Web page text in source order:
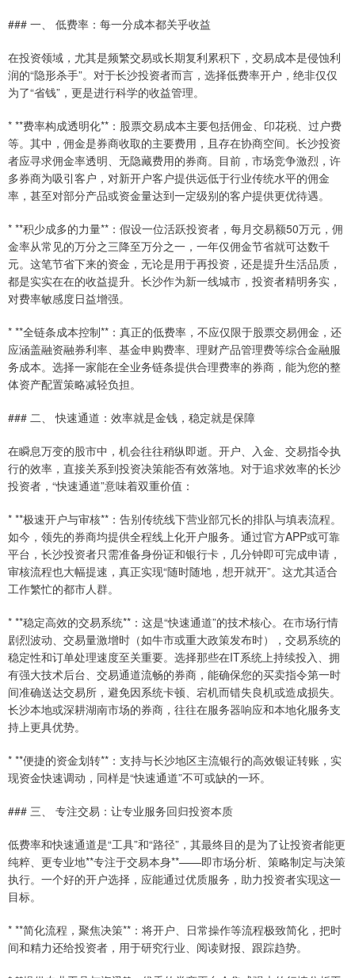
### 一、 低费率：每一分成本都关乎收益
在投资领域，尤其是频繁交易或长期复利累积下，交易成本是侵蚀利
润的“隐形杀手”。对于长沙投资者而言，选择低费率开户，绝非仅仅
为了“省钱”，更是进行科学的收益管理。
* **费率构成透明化**：股票交易成本主要包括佣金、印花税、过户费
等。其中，佣金是券商收取的主要费用，且存在协商空间。长沙投资
者应寻求佣金率透明、无隐藏费用的券商。目前，市场竞争激烈，许
多券商为吸引客户，对新开户客户提供远低于行业传统水平的佣金
率，甚至对部分产品或资金量达到一定级别的客户提供更优待遇。
* **积少成多的力量**：假设一位活跃投资者，每月交易额50万元，佣
金率从常见的万分之三降至万分之一，一年仅佣金节省就可达数千
元。这笔节省下来的资金，无论是用于再投资，还是提升生活品质，
都是实实在在的收益提升。长沙作为新一线城市，投资者精明务实，
对费率敏感度日益增强。
* **全链条成本控制**：真正的低费率，不应仅限于股票交易佣金，还
应涵盖融资融券利率、基金申购费率、理财产品管理费等综合金融服
务成本。选择一家能在全业务链条提供合理费率的券商，能为您的整
体资产配置策略减轻负担。
### 二、 快速通道：效率就是金钱，稳定就是保障
在瞬息万变的股市中，机会往往稍纵即逝。开户、入金、交易指令执
行的效率，直接关系到投资决策能否有效落地。对于追求效率的长沙
投资者，“快速通道”意味着双重价值：
* **极速开户与审核**：告别传统线下营业部冗长的排队与填表流程。
如今，领先的券商均提供全程线上化开户服务。通过官方APP或可靠
平台，长沙投资者只需准备身份证和银行卡，几分钟即可完成申请，
审核流程也大幅提速，真正实现“随时随地，想开就开”。这尤其适合
工作繁忙的都市人群。
* **稳定高效的交易系统**：这是“快速通道”的技术核心。在市场行情
剧烈波动、交易量激增时（如牛市或重大政策发布时），交易系统的
稳定性和订单处理速度至关重要。选择那些在IT系统上持续投入、拥
有强大技术后台、交易通道流畅的券商，能确保您的买卖指令第一时
间准确送达交易所，避免因系统卡顿、宕机而错失良机或造成损失。
长沙本地或深耕湖南市场的券商，往往在服务器响应和本地化服务支
持上更具优势。
* **便捷的资金划转**：支持与长沙地区主流银行的高效银证转账，实
现资金快速调动，同样是“快速通道”不可或缺的一环。
### 三、 专注交易：让专业服务回归投资本质
低费率和快速通道是“工具”和“路径”，其最终目的是为了让投资者能更
纯粹、更专业地**专注于交易本身**——即市场分析、策略制定与决策
执行。一个好的开户选择，应能通过优质服务，助力投资者实现这一
目标。
* **简化流程，聚焦决策**：将开户、日常操作等流程极致简化，把时
间和精力还给投资者，用于研究行业、阅读财报、跟踪趋势。